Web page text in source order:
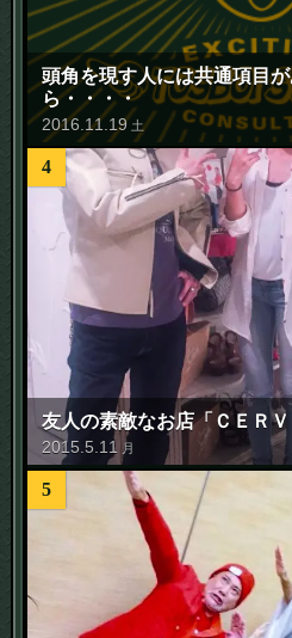
頭角を現す人には共通項目
ら・・・・
2016 11 19 土
4
友人の素敵なお店「ＣＥＲＶ
2015 5 11 月
5